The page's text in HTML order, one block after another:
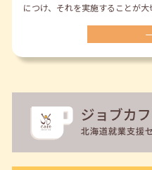
につけ、それを実施することが